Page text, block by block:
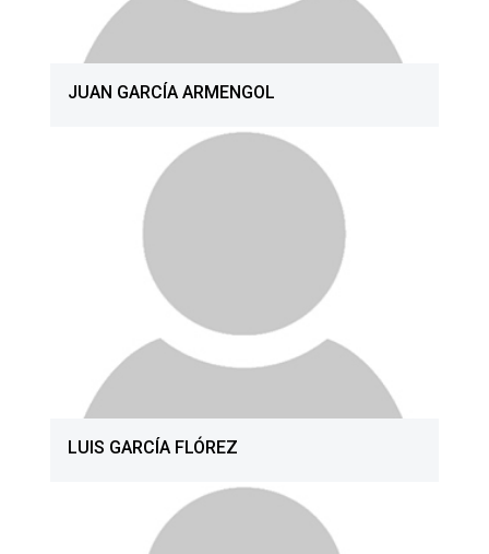
JUAN GARCÍA ARMENGOL
LUIS GARCÍA FLÓREZ